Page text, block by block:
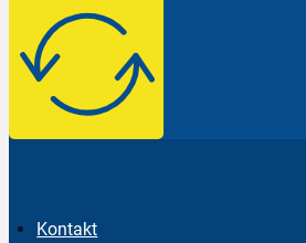
Kontakt